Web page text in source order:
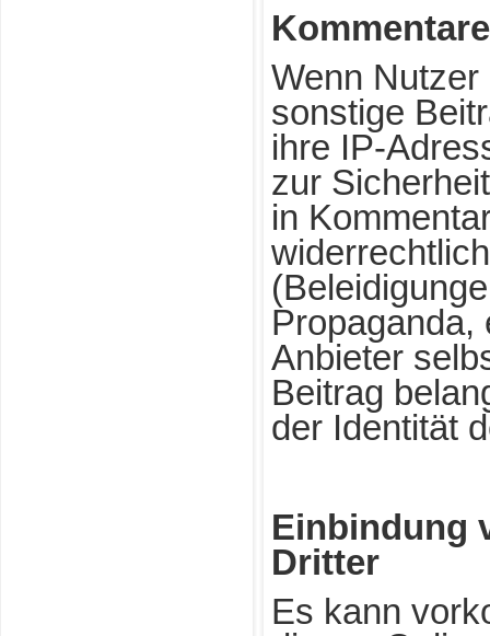
Wenn
sonstige
ihre IP-
zur
in
Propaganda,
Anbieter
Beitrag
der Identität
Einbindung
Dritter
Es kann